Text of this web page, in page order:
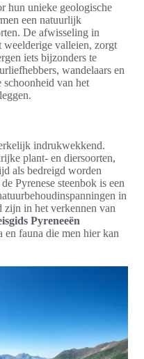
hun unieke geologische
een natuurlijk
De afwisseling in
weelderige valleien, zorgt
iets bijzonders te
wandelaars en
schoonheid van het
indrukwekkend.
plant- en diersoorten,
als bedreigd worden
Pyrenese steenbok is een
in
zijn in het verkennen van
Pyreneeën
fauna die men hier kan